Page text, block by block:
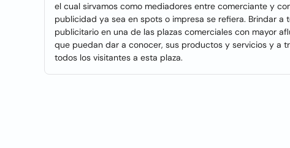
el cual sirvamos como mediadores entre comerciante y
publicidad ya sea en spots o impresa se refiera. Brindar
publicitario en una de las plazas comerciales con mayor
que puedan dar a conocer, sus productos y servicios y a
todos los visitantes a esta plaza.